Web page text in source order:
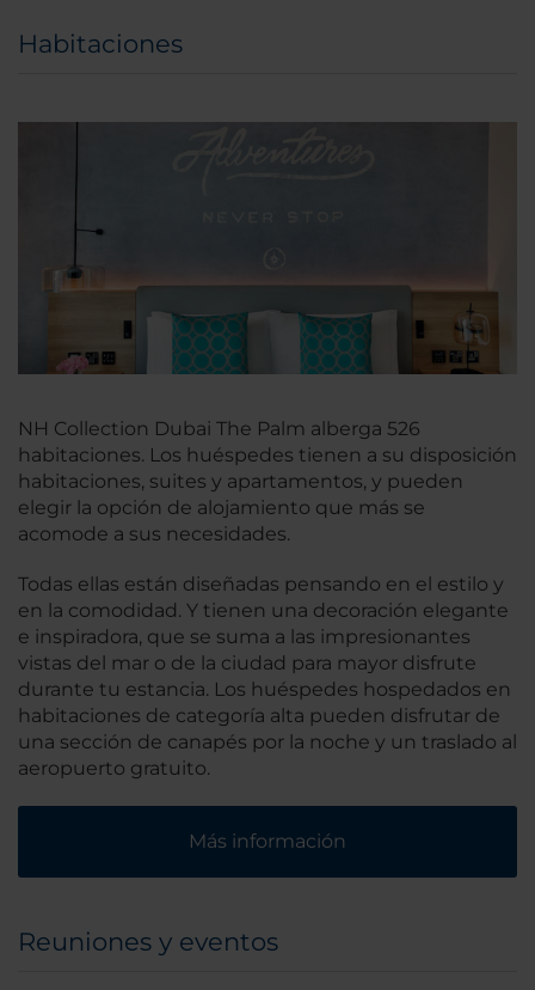
Habitaciones
NH Collection Dubai The Palm alberga 526
habitaciones. Los huéspedes tienen a su disposición
habitaciones, suites y apartamentos, y pueden
elegir la opción de alojamiento que más se
acomode a sus necesidades.
Todas ellas están diseñadas pensando en el estilo y
en la comodidad. Y tienen una decoración elegante
e inspiradora, que se suma a las impresionantes
vistas del mar o de la ciudad para mayor disfrute
durante tu estancia. Los huéspedes hospedados en
habitaciones de categoría alta pueden disfrutar de
una sección de canapés por la noche y un traslado al
aeropuerto gratuito.
Más información
Reuniones y eventos